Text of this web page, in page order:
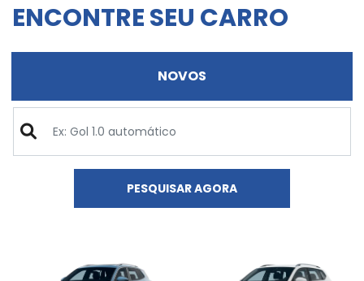
ENCONTRE SEU CARRO
NOVOS
PESQUISAR AGORA